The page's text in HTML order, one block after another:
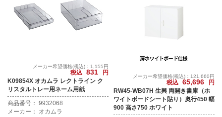
メーカー希望価格(税込)：1,155円
税込 831
円
K09854X オカムラ レクトライン ク
リスタルトレー用ネーム用紙
商品番号： 9932068
メーカー： オカムラ
メーカー希望価格(税込)：121,660円
税込 65,696
円
RW45-WB07H 生興 両開き書庫（ホ
ワイトボードシート貼り）奥行450 幅
900 高さ750 ホワイト